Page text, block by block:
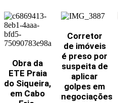
Obra da
ETE Praia
do Siqueira,
em Cabo
Corretor
de imóveis
é preso por
suspeita de
aplicar
golpes em
negociações